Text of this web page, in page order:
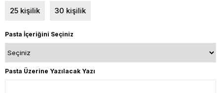
25 kişilik 30 kişilik
Pasta İçeriğini Seçiniz
Pasta Üzerine Yazılacak Yazı